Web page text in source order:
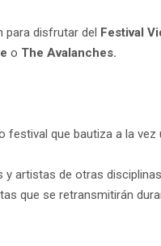
para disfrutar del Festival
o The Avalanches.
que bautiza a la
artistas de otras
que se retransmitirán